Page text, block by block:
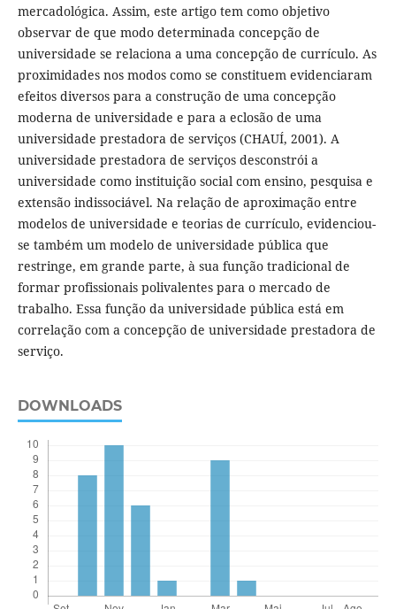
mercadológica. Assim, este artigo tem como objetivo
observar de que modo determinada concepção de
universidade se relaciona a uma concepção de currículo. As
proximidades nos modos como se constituem evidenciaram
efeitos diversos para a construção de uma concepção
moderna de universidade e para a eclosão de uma
universidade prestadora de serviços (CHAUÍ, 2001). A
universidade prestadora de serviços desconstrói a
universidade como instituição social com ensino, pesquisa e
extensão indissociável. Na relação de aproximação entre
modelos de universidade e teorias de currículo, evidenciou-
se também um modelo de universidade pública que
restringe, em grande parte, à sua função tradicional de
formar profissionais polivalentes para o mercado de
trabalho. Essa função da universidade pública está em
correlação com a concepção de universidade prestadora de
serviço.
DOWNLOADS